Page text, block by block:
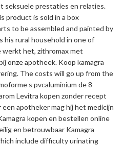
seksuele prestaties en relaties.
product is sold in a box
to be assembled and painted by
his rural household in one of
werkt het, zithromax met
onze apotheek. Koop kamagra
The costs will go up from the
s pvcaluminium de 8
Levitra kopen zonder recept
apotheker mag hij het medicijn
kopen en bestellen online
en betrouwbaar Kamagra
include difficulty urinating